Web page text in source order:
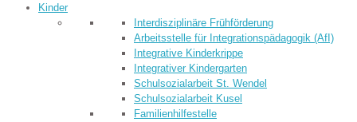
Kinder
Inter­dis­ziplinäre Früh­­förderung
Arbeitsstelle für Integrationspädagogik (AfI)
Integrative Kinderkrippe
Integrativer Kindergarten
Schulsozialarbeit St. Wendel
Schulsozialarbeit Kusel
Familienhilfestelle